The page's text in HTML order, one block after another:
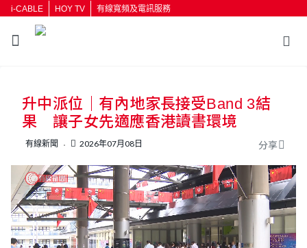
i-CABLE HOY TV 有線寬頻及電訊服務
按輸入鍵開始搜尋
升中派位｜有內地家長接受Band 3結
果 讓子女先適應香港讀書環境
有線新聞 2026年07月08日 分享